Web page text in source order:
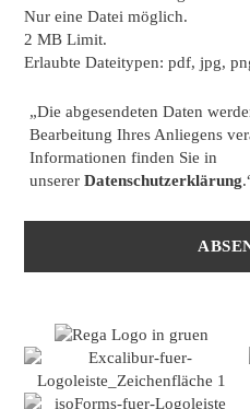
Nur eine Datei möglich.
2 MB Limit.
Erlaubte Dateitypen: pdf, jpg,
„Die abgesendeten Daten
Bearbeitung Ihres Anliegens
Informationen finden Sie in
unserer Datenschutzerklärung